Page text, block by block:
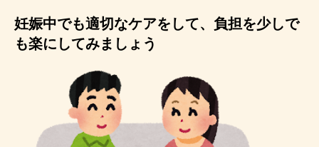
妊娠中でも適切なケアをして、負担を少しで
も楽にしてみましょう